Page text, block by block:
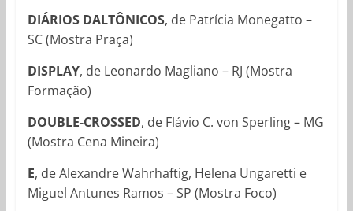
DIÁRIOS DALTÔNICOS, de Patrícia Monegatto –
SC (Mostra Praça)
DISPLAY, de Leonardo Magliano – RJ (Mostra
Formação)
DOUBLE-CROSSED, de Flávio C. von Sperling – MG
(Mostra Cena Mineira)
E, de Alexandre Wahrhaftig, Helena Ungaretti e
Miguel Antunes Ramos – SP (Mostra Foco)